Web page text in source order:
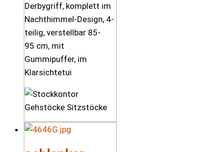
Derbygriff, komplett im
Nachthimmel-Design, 4-
teilig, verstellbar 85-
95 cm, mit
Gummipuffer, im
Klarsichtetui